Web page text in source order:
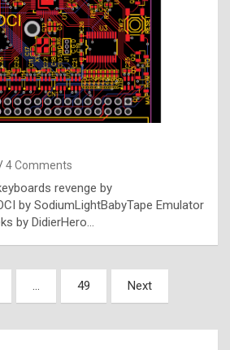
t
p
h
o
n
y
l
e
x
a
4 Comments
revenge by
by SodiumLightBabyTape Emulator
by DidierHero…
… 49 Next